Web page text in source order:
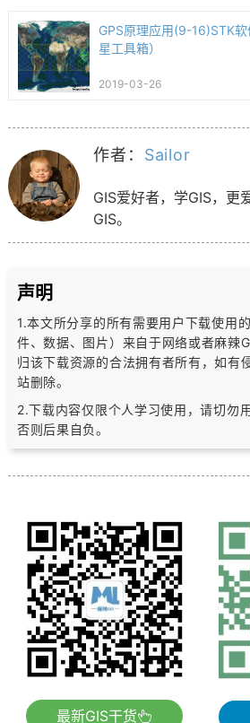
GPS原理应用(9-16)STK
星工具箱）
2019-03-26
作者： Sailor
GIS爱好者，学GIS，更
GIS。
声明
1.本文所分享的所有需要用户下载使用
件、数据、图片） 来自于网络或者麻辣
归该下载资源的合法拥有者所有，如有
站删除。
2.下载内容仅限个人学习使用，请切勿
否则后果自负。
最新GIS干货